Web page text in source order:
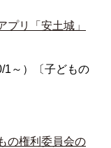
プリ「安土城」
1～）〔子どもの
の権利委員会の